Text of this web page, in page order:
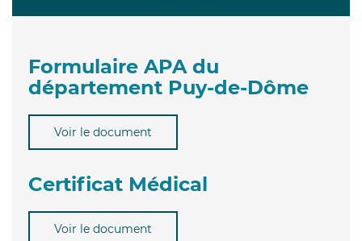
Formulaire APA du
département Puy-de-Dôme
Voir le document
Certificat Médical
Voir le document